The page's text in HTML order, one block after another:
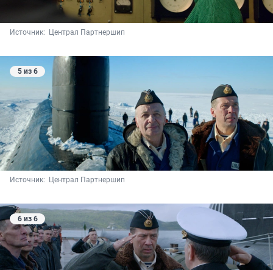
Источник: Централ Партнершип
5 из 6
Источник: Централ Партнершип
6 из 6